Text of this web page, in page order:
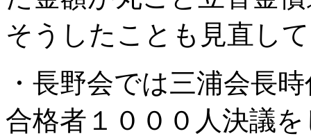
そうしたことも見直し
・長野会では三浦会長
合格者１０００人決議